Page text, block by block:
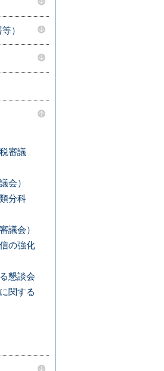
）
審議
会）
分科
議会）
の強化
懇談会
関する